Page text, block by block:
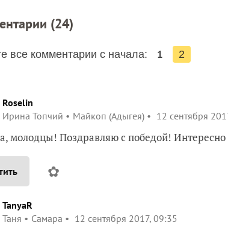
(24)
все комментарии с начала: 1 2
Roselin
Ирина Топчий
Майкоп (Адыгея) 12 сентября
молодцы! Поздравляю с победой!
✿
TanyaR
Таня
Самара 12 сентября 2017, 09:35